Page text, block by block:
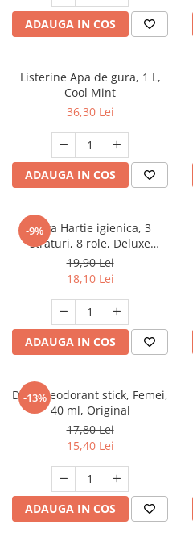
Detergenți rufe
Detergent rufe capsule
Detergent rufe pudră
Balsam de rufe
Înălbitor și îndepărtare pete
Soluții anticalcar, igienizante și
întreținere țesături
Odorizanți
Șervețele umede
ADAUGA IN COS
Listerine Apa de gura, 1 L,
Cool Mint
36,30 Lei
ADAUGA IN COS
-9%
Zewa Hartie igienica, 3
straturi, 8 role, Deluxe
Cashmere Peach
19,90 Lei
18,10 Lei
ADAUGA IN COS
-13%
Dove Deodorant stick, Femei,
40 ml, Original
17,80 Lei
15,40 Lei
ADAUGA IN COS